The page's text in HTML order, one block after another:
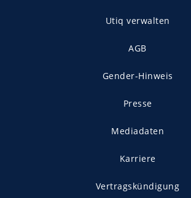
Utiq verwalten
AGB
Gender-Hinweis
Presse
Mediadaten
Karriere
Vertragskündigung